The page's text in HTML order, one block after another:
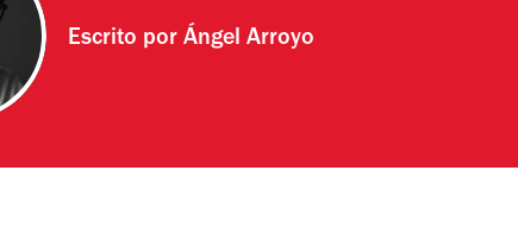
Escrito por Ángel Arroyo